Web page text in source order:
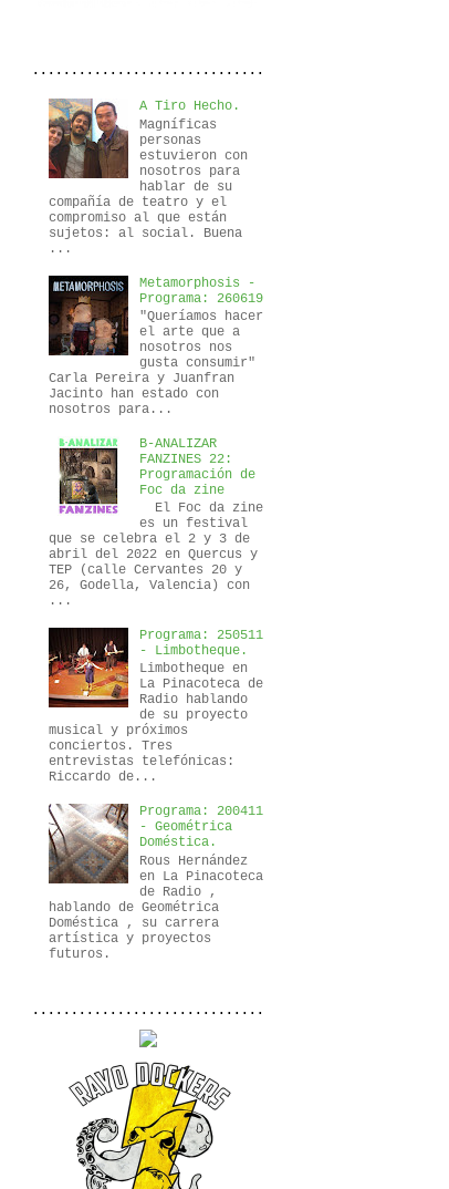
..............................
A Tiro Hecho.
Magníficas
personas
estuvieron con
nosotros para
hablar de su
compañía de teatro y el
compromiso al que están
sujetos: al social. Buena
...
Metamorphosis -
Programa: 260619
"Queríamos hacer
el arte que a
nosotros nos
gusta consumir"
Carla Pereira y Juanfran
Jacinto han estado con
nosotros para...
B-ANALIZAR
FANZINES 22:
Programación de
Foc da zine
El Foc da zine
es un festival
que se celebra el 2 y 3 de
abril del 2022 en Quercus y
TEP (calle Cervantes 20 y
26, Godella, Valencia) con
...
Programa: 250511
- Limbotheque.
Limbotheque en
La Pinacoteca de
Radio hablando
de su proyecto
musical y próximos
conciertos. Tres
entrevistas telefónicas:
Riccardo de...
Programa: 200411
- Geométrica
Doméstica.
Rous Hernández
en La Pinacoteca
de Radio ,
hablando de Geométrica
Doméstica , su carrera
artística y proyectos
futuros.
..............................